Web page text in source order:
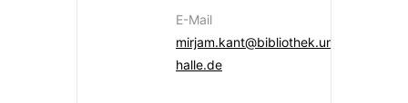
E-Mail
mirjam.kant@bibliothek.uni-
halle.de